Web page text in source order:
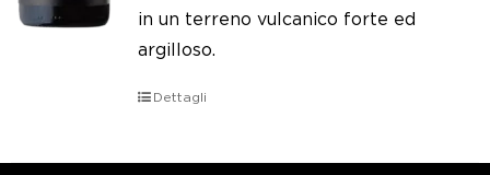
in un terreno vulcanico forte ed
argilloso.
Dettagli